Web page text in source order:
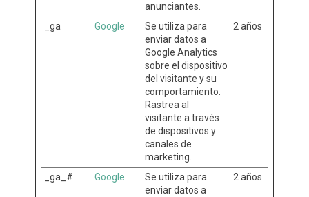
anunciantes.
_ga Google
Se utiliza para
enviar datos a
Google Analytics
sobre el dispositivo
del visitante y su
comportamiento.
Rastrea al
visitante a través
de dispositivos y
canales de
marketing.
2 años
_ga_# Google
Se utiliza para
enviar datos a
2 años